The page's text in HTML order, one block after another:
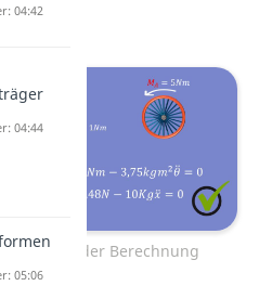
wir:
der Berechnung
04:42
04:44
05:06